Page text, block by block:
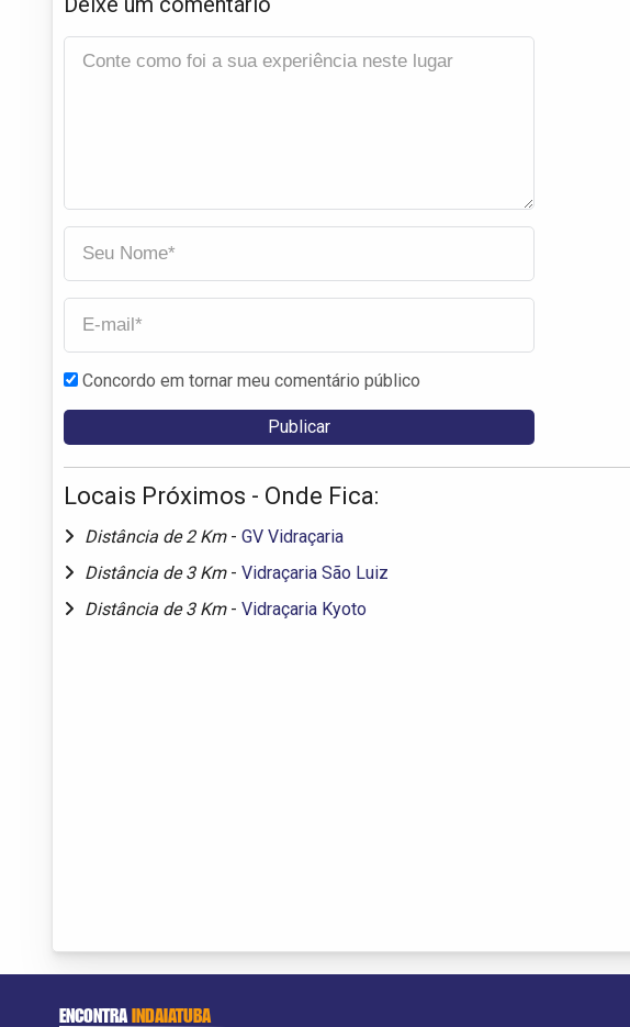
Concordo em tornar meu comentário público
Locais Próximos - Onde Fica:
Distância de 2 Km - GV Vidraçaria
Distância de 3 Km - Vidraçaria São Luiz
Distância de 3 Km - Vidraçaria Kyoto
ENCONTRAINDAIATUBA